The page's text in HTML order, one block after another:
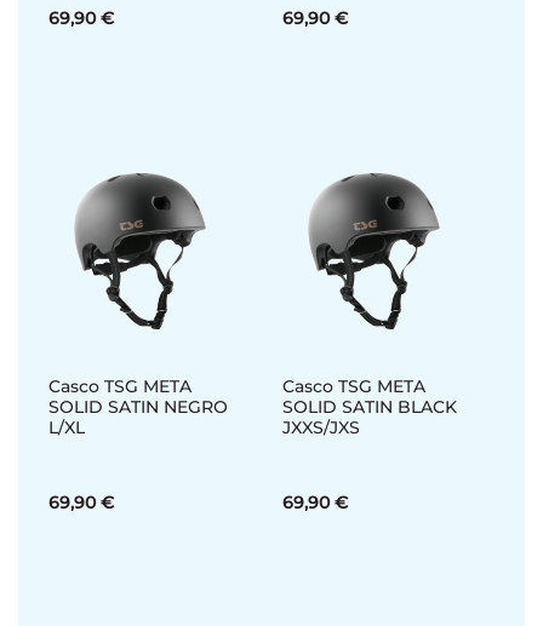
69,90 € 69,90 €
Casco TSG META
SOLID SATIN NEGRO
L/XL
69,90 €
Casco TSG META
SOLID SATIN BLACK
JXXS/JXS
69,90 €